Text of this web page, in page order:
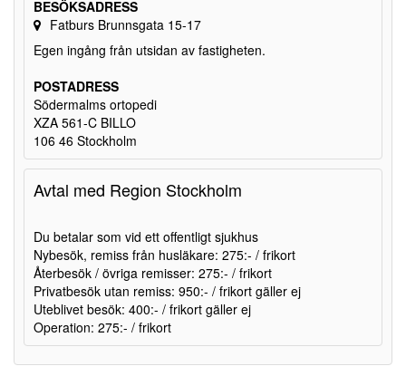
BESÖKSADRESS
Fatburs Brunnsgata 15-17
Egen ingång från utsidan av fastigheten.
POSTADRESS
Södermalms ortopedi
XZA 561-C BILLO
106 46 Stockholm
Avtal med Region Stockholm
Du betalar som vid ett offentligt sjukhus
Nybesök, remiss från husläkare: 275:- / frikort
Återbesök / övriga remisser: 275:- / frikort
Privatbesök utan remiss: 950:- / frikort gäller ej
Uteblivet besök: 400:- / frikort gäller ej
Operation: 275:- / frikort